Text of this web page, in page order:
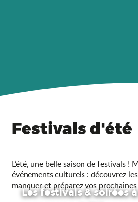
Festivals d'été
L’été, une belle saison de festivals !
événements culturels : découvrez
manquer et préparez vos prochaines
Les festivals & soirées